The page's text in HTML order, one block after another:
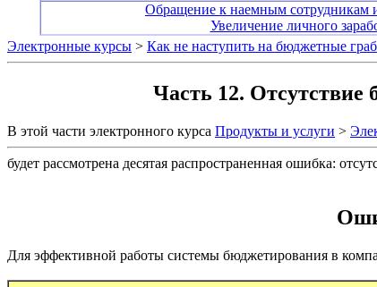
Обращение к наемным сотрудникам
Увеличение личного
Электронные курсы > Как не наступить на бюджетные
Часть 12. Отсутствие
В этой части электронного курса Продукты и услуги >
будет рассмотрена десятая распространенная ошибка:
Для эффективной работы системы бюджетирования в